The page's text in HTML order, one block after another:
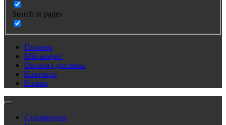
Search in pages
Головна
Мій акаунт
Оплата і доставка
Контакти
Кошик
Сухофрукти